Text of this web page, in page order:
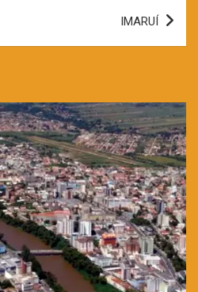
IMARUÍ